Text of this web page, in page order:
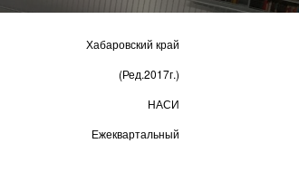
Хабаровский край
(Ред.2017г.)
НАСИ
Ежеквартальный